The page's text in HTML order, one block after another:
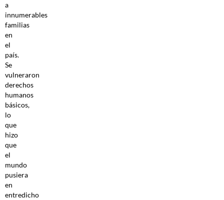
a
innumerables
familias
en
el
país.
Se
vulneraron
derechos
humanos
básicos,
lo
que
hizo
que
el
mundo
pusiera
en
entredicho